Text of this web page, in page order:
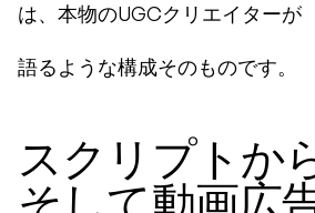
は、本物のUGCクリエイターが
語るような構成そのものです。
スクリプトか
そして動画広